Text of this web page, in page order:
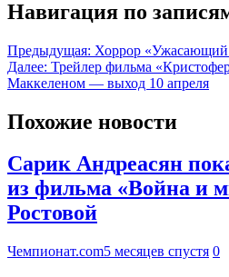
Навигация по
Предыдущая: Хоррор «Ужасающий
Далее: Трейлер фильма
Маккеленом — выход 10 апреля
Похожие новости
Сарик Андреасян
из фильма «Война и
Ростовой
Чемпионат.com5 месяцев спустя 0